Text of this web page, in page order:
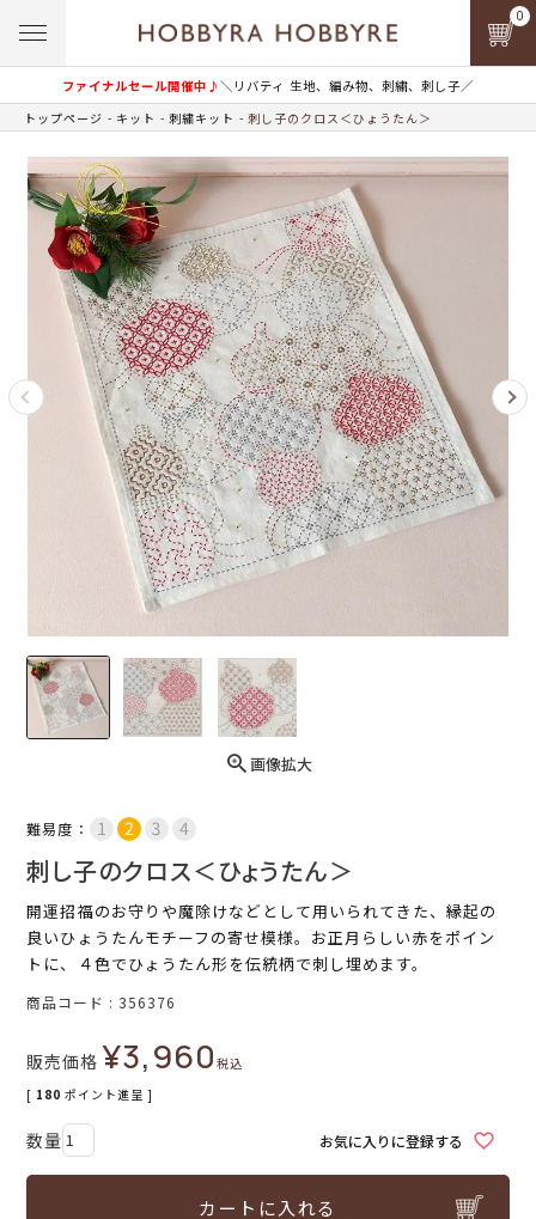
ファイナルセール開催中♪＼リバティ 生地、編み物、刺繍、刺し子／
0
トップページ キット 刺繍キット 刺し子のクロス＜ひょうたん＞
画像拡大
難易度：
刺し子のクロス＜ひょうたん＞
開運招福のお守りや魔除けなどとして用いられてきた、縁起の
良いひょうたんモチーフの寄せ模様。お正月らしい赤をポイン
トに、４色でひょうたん形を伝統柄で刺し埋めます。
商品コード 356376
販売価格 ¥3,960税込
[ 180 ポイント進呈 ]
お気に入りに登録する
カートに入れる